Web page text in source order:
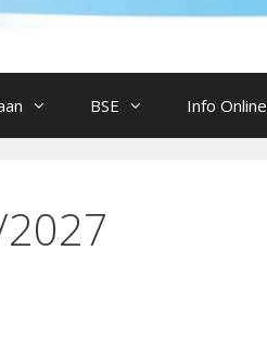
BSE Info Online
2027